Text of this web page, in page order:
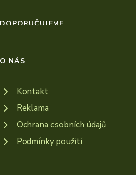
DOPORUČUJEME
O NÁS
Kontakt
Reklama
Ochrana osobních údajů
Podmínky použití